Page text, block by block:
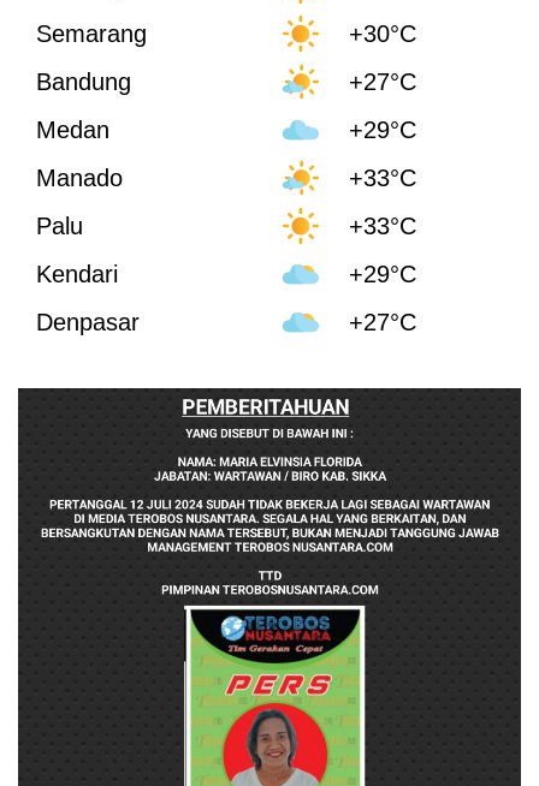
Semarang
+30°C
Bandung
+27°C
Medan
+29°C
Manado
+33°C
Palu
+33°C
Kendari
+29°C
Denpasar
+27°C